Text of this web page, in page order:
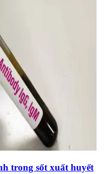
trong sốt xuất huyết